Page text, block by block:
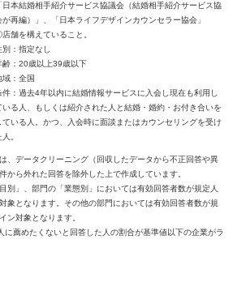
日本結婚相手紹介サービス協議会（結婚相手紹介サービス協
が再編）」、「日本ライフデザインカウンセラー協会」
舗を構えていること。
別：指定なし
齢：20歳以上39歳以下
域：全国
件：過去4年以内に結婚情報サービスに入会し現在も利用し
いる人、もしくは紹介された人と結婚・婚約・お付き合いを
ている人。かつ、入会時に面談またはカウンセリングを受け
人。
、データクリーニング（回収したデータから不正回答や異
から外れた回答を除外した上で作成しています。
別」、部門の「業態別」においては有効回答者数が規定人
象となります。その他の部門においては有効回答者数が規
ン対象となります。
薦めたくないと回答した人の割合が基準値以下の企業がラ